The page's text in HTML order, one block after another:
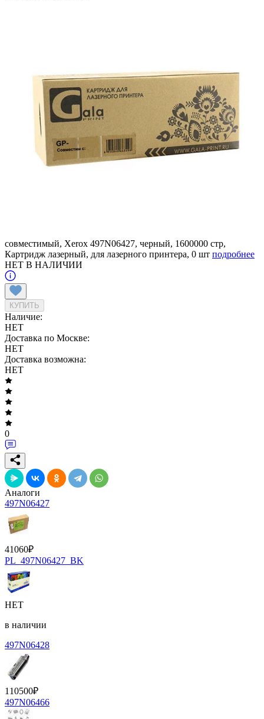
совместимый, Xerox 497N06427, черный, 1600000 стр,
Картридж лазерный, для лазерного принтера, 0 шт подробнее
НЕТ В НАЛИЧИИ
КУПИТЬ
Наличие:
НЕТ
Доставка по Москве:
НЕТ
Доставка возможна:
НЕТ
0
Аналоги
497N06427
41060₽
PL_497N06427_BK
НЕТ
в наличии
497N06428
110500₽
497N06466